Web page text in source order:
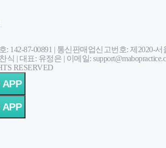
142-87-00891 | 통신판매업신고번호: 제2020-서
식 | 대표: 유정은 | 이메일:
RESERVED